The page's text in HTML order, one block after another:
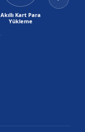
Akıllı Kart Para
Yükleme